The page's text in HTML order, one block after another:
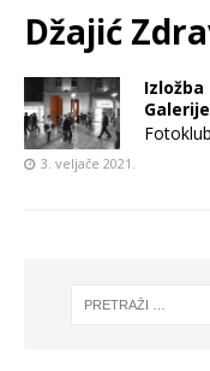
Džajić
3. veljače 2021.